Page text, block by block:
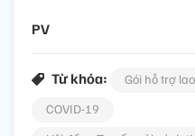
PV
Từ khóa: Gói hỗ trợ
COVID-19